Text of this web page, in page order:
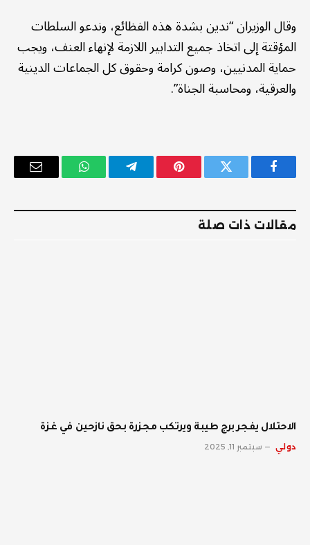
وقال الوزيران “ندين بشدة هذه الفظائع، وندعو السلطات
المؤقتة إلى اتخاذ جميع التدابير اللازمة لإنهاء العنف، ويجب
حماية المدنيين، وصون كرامة وحقوق كل الجماعات الدينية
والعرقية، ومحاسبة الجناة”.
فيسبوك تويتر بينتيريستتيلقرام واتساب
البريد
مقالات ذات صلة
الاحتلال يفجر برج طيبة ويرتكب مجزرة بحق نازحين في غزة
دولي سبتمبر 11, 2025